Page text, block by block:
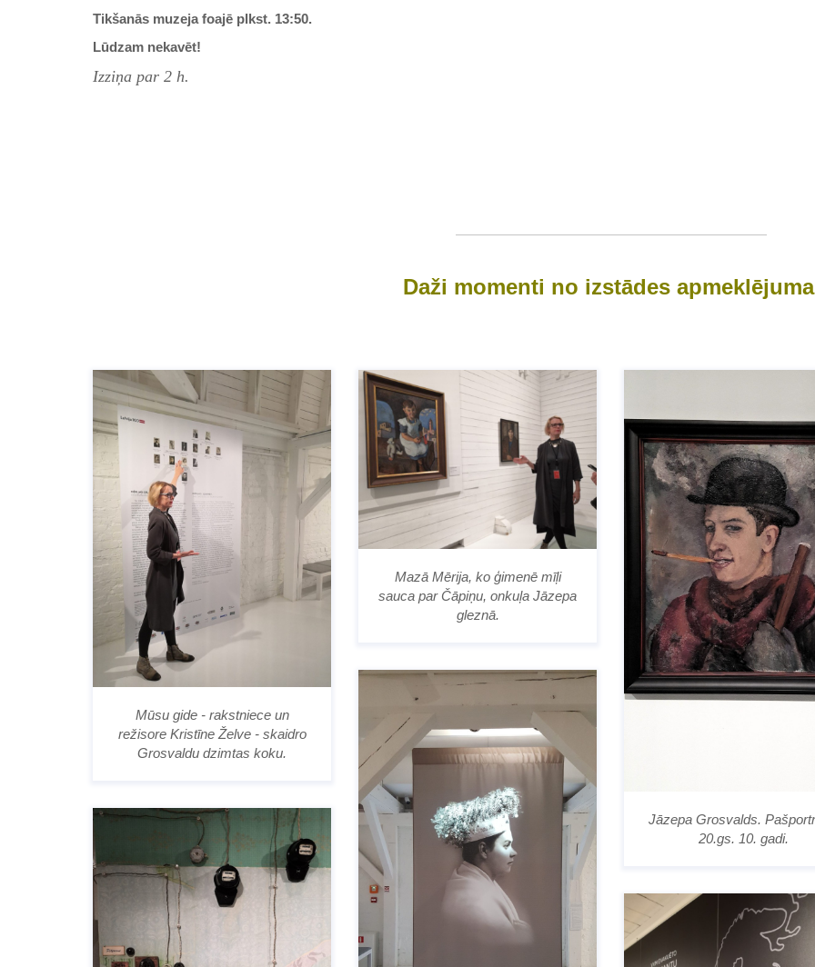
Tikšanās muzeja foajē plkst. 13:50.
Lūdzam nekavēt!
Izziņa par 2 h.
Daži momenti no izstādes
Mūsu gide - rakstniece un
režisore Kristīne Želve - skaidro
Grosvaldu dzimtas koku.
Mazā Mērija, ko ģimenē mīļi
sauca par Čāpiņu, onkuļa Jāzepa
gleznā.
Jāzepa Grosvalds.
20.gs. 10. gadi.